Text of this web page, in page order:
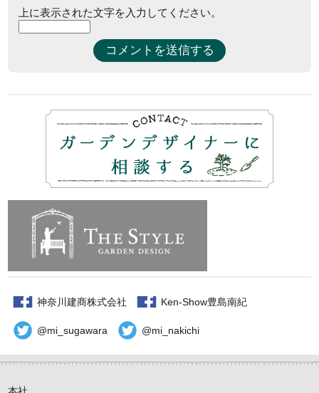
上に表示された文字を入力してください。
神奈川建商株式会社 Ken-Show豊島南紀
@mi_sugawara @mi_nakichi
本社